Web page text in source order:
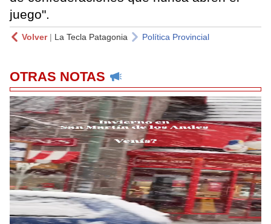
juego".
Volver| La Tecla Patagonia Política Provincial
OTRAS NOTAS